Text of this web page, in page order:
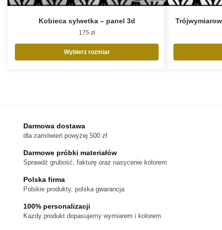
Kobieca sylwetka – panel 3d
175 zł
Wybierz rozmiar
można
wybrać
na
produktu
Darmowa dostawa
dla zamówień powyżej 500 zł
Darmowe próbki materiałów
Sprawdź grubość, fakturę oraz nasycenie kolorem
Polska firma
Polskie produkty, polska gwarancja
100% personalizacji
Kazdy produkt dopasujemy wymiarem i kolorem